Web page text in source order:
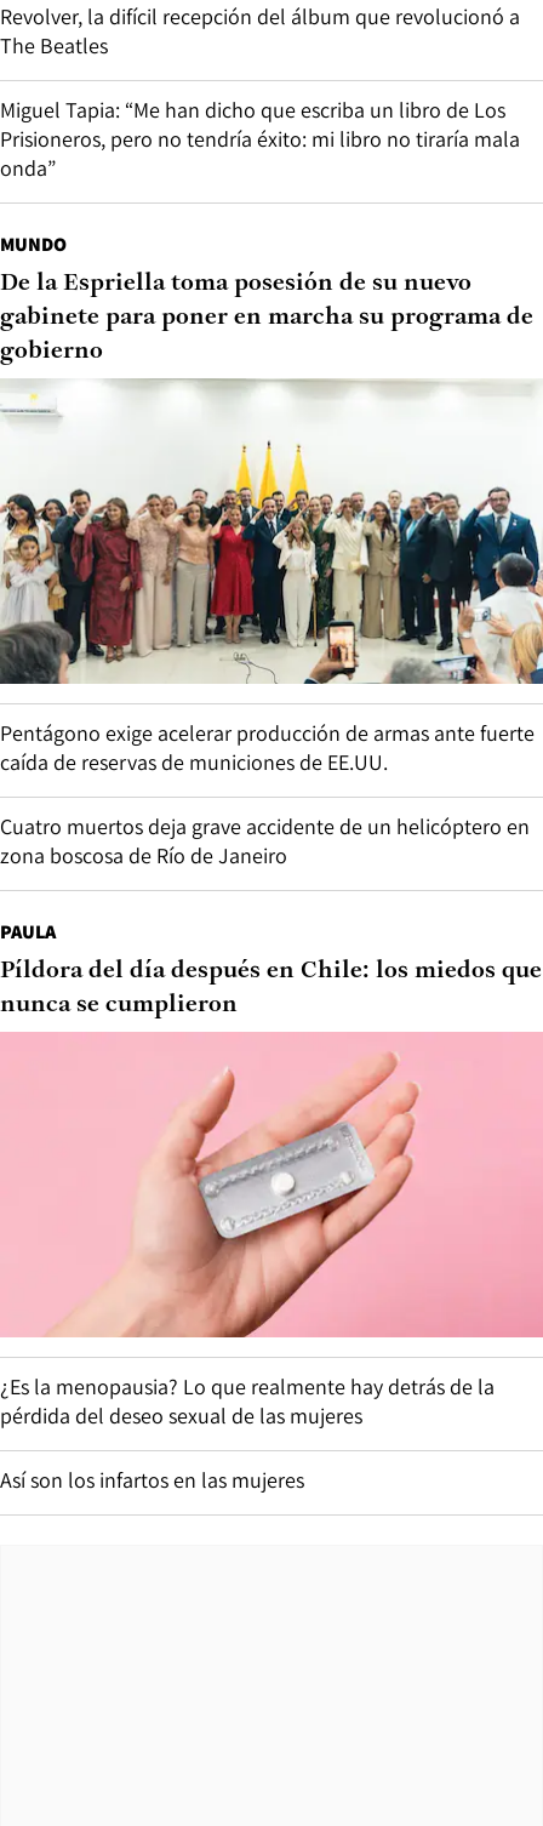
Revolver, la difícil recepción del álbum que revolucionó a
The Beatles
Miguel Tapia: “Me han dicho que escriba un libro de Los
Prisioneros, pero no tendría éxito: mi libro no tiraría mala
onda”
MUNDO
De la Espriella toma posesión de su nuevo
gabinete para poner en marcha su programa de
gobierno
Pentágono exige acelerar producción de armas ante fuerte
caída de reservas de municiones de EE.UU.
Cuatro muertos deja grave accidente de un helicóptero en
zona boscosa de Río de Janeiro
PAULA
Píldora del día después en Chile: los miedos que
nunca se cumplieron
¿Es la menopausia? Lo que realmente hay detrás de la
pérdida del deseo sexual de las mujeres
Así son los infartos en las mujeres